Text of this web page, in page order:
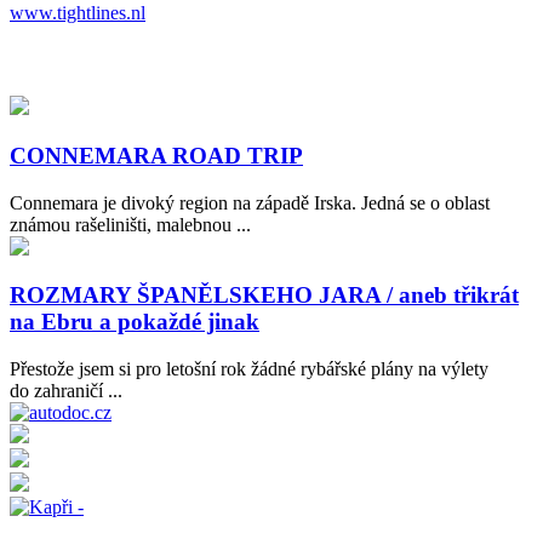
www.tightlines.nl
CONNEMARA ROAD TRIP
Connemara je divoký region na západě Irska. Jedná se o oblast
známou rašeliništi, malebnou ...
ROZMARY ŠPANĚLSKEHO JARA / aneb třikrát
na Ebru a pokaždé jinak
Přestože jsem si pro letošní rok žádné rybářské plány na výlety
do zahraničí ...